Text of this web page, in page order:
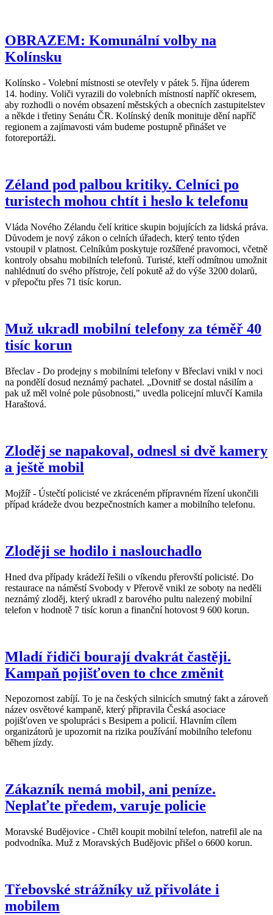
OBRAZEM: Komunální volby na
Kolínsku
Kolínsko - Volební místnosti se otevřely v pátek 5. října úderem
14. hodiny. Voliči vyrazili do volebních místností napříč okresem,
aby rozhodli o novém obsazení městských a obecních zastupitelstev
a někde i třetiny Senátu ČR. Kolínský deník monituje dění napříč
regionem a zajímavosti vám budeme postupně přinášet ve
fotoreportáži.
Zéland pod palbou kritiky. Celníci po
turistech mohou chtít i heslo k telefonu
Vláda Nového Zélandu čelí kritice skupin bojujících za lidská práva.
Důvodem je nový zákon o celních úřadech, který tento týden
vstoupil v platnost. Celníkům poskytuje rozšířené pravomoci, včetně
kontroly obsahu mobilních telefonů. Turisté, kteří odmítnou umožnit
nahlédnutí do svého přístroje, čelí pokutě až do výše 3200 dolarů,
v přepočtu přes 71 tisíc korun.
Muž ukradl mobilní telefony za téměř 40
tisíc korun
Břeclav - Do prodejny s mobilními telefony v Břeclavi vnikl v noci
na pondělí dosud neznámý pachatel. „Dovnitř se dostal násilím a
pak už měl volné pole působnosti," uvedla policejní mluvčí Kamila
Haraštová.
Zloděj se napakoval, odnesl si dvě kamery
a ještě mobil
Mojžíř - Ústečtí policisté ve zkráceném přípravném řízení ukončili
případ krádeže dvou bezpečnostních kamer a mobilního telefonu.
Zloději se hodilo i naslouchadlo
Hned dva případy krádeží řešili o víkendu přerovští policisté. Do
restaurace na náměstí Svobody v Přerově vnikl ze soboty na neděli
neznámý zloděj, který ukradl z barového pultu nalezený mobilní
telefon v hodnotě 7 tisíc korun a finanční hotovost 9 600 korun.
Mladí řidiči bourají dvakrát častěji.
Kampaň pojišťoven to chce změnit
Nepozornost zabíjí. To je na českých silnicích smutný fakt a zároveň
název osvětové kampaně, který připravila Česká asociace
pojišťoven ve spolupráci s Besipem a policií. Hlavním cílem
organizátorů je upozornit na rizika používání mobilního telefonu
během jízdy.
Zákazník nemá mobil, ani peníze.
Neplaťte předem, varuje policie
Moravské Budějovice - Chtěl koupit mobilní telefon, natrefil ale na
podvodníka. Muž z Moravských Budějovic přišel o 6600 korun.
Třebovské strážníky už přivoláte i
mobilem